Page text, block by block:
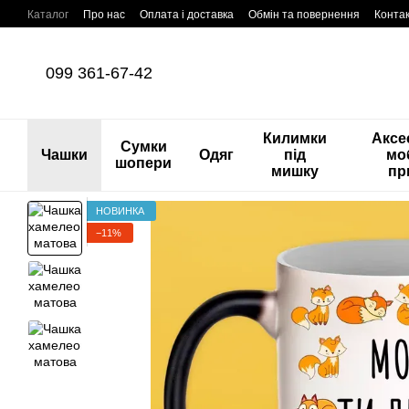
Перейти до основного контенту
Каталог Про нас Оплата і доставка Обмін та повернення
099 361-67-42
Чашки
Сумки
шопери
Одяг
Килимки
під
мишку
НОВИНКА
−11%